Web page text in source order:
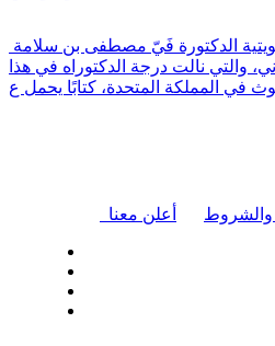
والتي نالت درجة الدكتوراه في هذا
في المملكة المتحدة، كتابًا يحمل ع
أعلن معنا والشروط